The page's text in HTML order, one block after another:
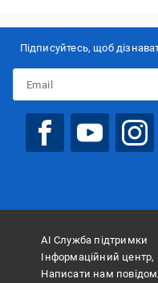
Підписуйтесь, щоб
АІ Служба підтримки
Інформаційний центр,
Написати нам